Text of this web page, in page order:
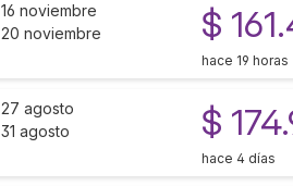
16 noviembre
20 noviembre
$
hace 19 horas
27 agosto
31 agosto
$
hace 4 días